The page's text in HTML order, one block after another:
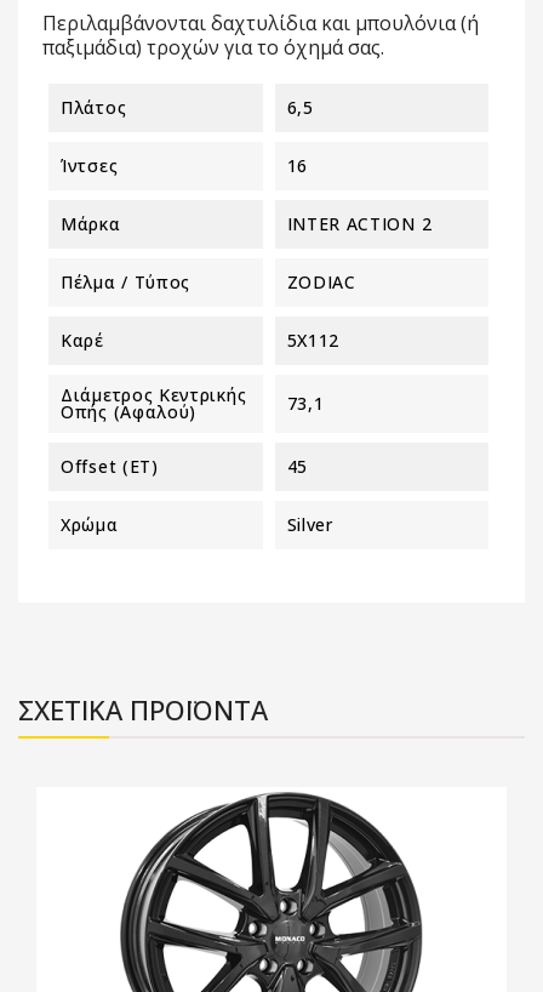
Περιλαμβάνονται δαχτυλίδια και μπουλόνια (ή
παξιμάδια) τροχών για το όχημά σας.
Πλάτος 6,5
Ίντσες 16
Μάρκα INTER ACTION 2
Πέλμα / Τύπος ZODIAC
Καρέ 5X112
Διάμετρος Κεντρικής
Οπής (αφαλού) 73,1
Offset (ET) 45
Χρώμα Silver
ΣΧΕΤΙΚΑ ΠΡΟΪΟΝΤΑ